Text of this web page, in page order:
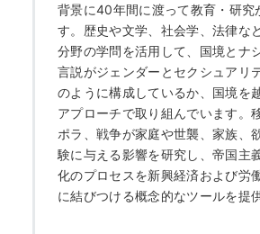
背景に40年間に渡って教育・研究
す。歴史や文学、社会学、法律な
分野の学問を活用して、国境とナ
言説がジェンダーとセクシュアリ
のように構成しているか、国境を
アプローチで取り組んでいます。
ポラ、戦争が家庭や世襲、家族、
験に与える影響を研究し、帝国主
化のプロセスを新興経済および労
に結びつける概念的なツールを提